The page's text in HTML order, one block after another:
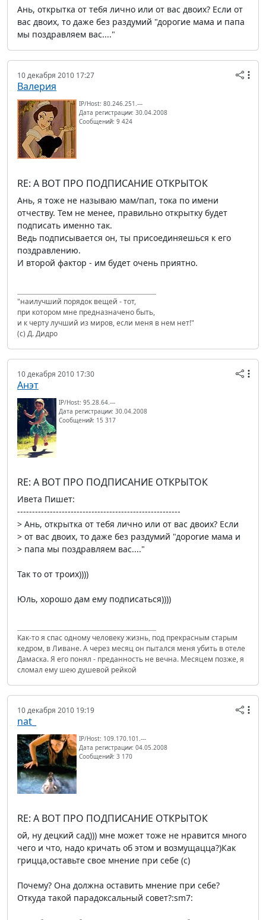
Ань, открытка от тебя лично или от вас двоих? Если от
вас двоих, то даже без раздумий "дорогие мама и папа
мы поздравляем вас...."
10 декабря 2010 17:27
Валерия
IP/Host: 80.246.251.---
Дата регистрации: 30.04.2008
Сообщений: 9 424
RE: А ВОТ ПРО ПОДПИСАНИЕ ОТКРЫТОК
Ань, я тоже не называю мам/пап, тока по имени
отчеству. Тем не менее, правильно открытку будет
подписать именно так.
Ведь подписывается он, ты присоединяешься к его
поздравлению.
И второй фактор - им будет очень приятно.
"наилучший порядок вещей - тот,
при котором мне предназначено быть,
и к черту лучший из миров, если меня в нем нет!"
(с) Д. Дидро
10 декабря 2010 17:30
Анэт
IP/Host: 95.28.64.---
Дата регистрации: 30.04.2008
Сообщений: 15 317
RE: А ВОТ ПРО ПОДПИСАНИЕ ОТКРЫТОК
Ивета Пишет:
-------------------------------------------------------
> Ань, открытка от тебя лично или от вас двоих? Если
> от вас двоих, то даже без раздумий "дорогие мама и
> папа мы поздравляем вас...."
Так то от троих))))
Юль, хорошо дам ему подписаться))))
Как-то я спас одному человеку жизнь, под прекрасным старым
кедром, в Ливане. А через месяц он пытался меня убить в отеле
Дамаска. Я его понял - преданность не вечна. Месяцем позже, я
сломал ему шею душевой рейкой
10 декабря 2010 19:19
nat_
IP/Host: 109.170.101.---
Дата регистрации: 04.05.2008
Сообщений: 3 170
RE: А ВОТ ПРО ПОДПИСАНИЕ ОТКРЫТОК
ой, ну децкий сад))) мне может тоже не нравится много
чего и что, надо кричать об этом и возмущацца?)Как
грицца,оставьте свое мнение при себе (c)
Почему? Она должна оставить мнение при себе?
Откуда такой парадоксальный совет?:sm7: